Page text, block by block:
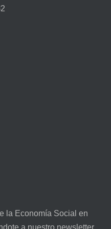
la Economía Social en
a nuestro newsletter.